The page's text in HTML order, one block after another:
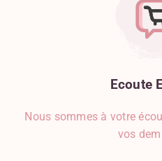
Ecoute
Nous sommes à votre
vos